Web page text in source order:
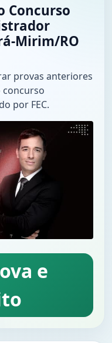
Concurso
Mirim/RO
provas anteriores
por FEC.
e